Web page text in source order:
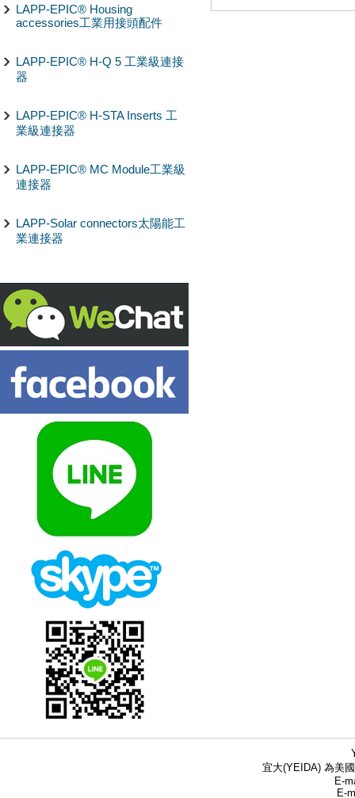
LAPP-EPIC® Housing
accessories工業用接頭配件
LAPP-EPIC® H-Q 5 工業級連接
器
LAPP-EPIC® H-STA Inserts 工
業級連接器
LAPP-EPIC® MC Module工業級
連接器
LAPP-Solar connectors太陽能工
業連接器
宜大(YEIDA) 為美
E-
E-